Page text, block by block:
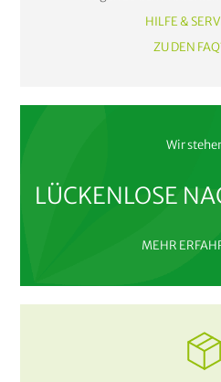
HILFE &
ZU DEN
Wir
LÜCKENLOSE
MEHR